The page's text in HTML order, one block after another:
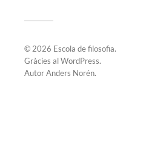
© 2026 Escola de filosofia.
Gràcies alWordPress.
AutorAnders Norén.